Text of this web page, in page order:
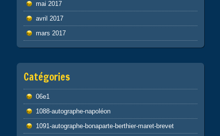
mai 2017
avril 2017
mars 2017
Catégories
06e1
1088-autographe-napoléon
1091-autographe-bonaparte-berthier-maret-brevet